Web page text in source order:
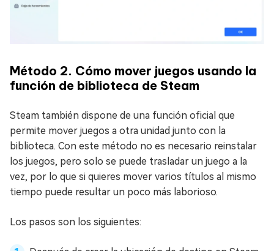
Método 2. Cómo mover juegos usando la
función de biblioteca de Steam
Steam también dispone de una función oficial que
permite mover juegos a otra unidad junto con la
biblioteca. Con este método no es necesario reinstalar
los juegos, pero solo se puede trasladar un juego a la
vez, por lo que si quieres mover varios títulos al mismo
tiempo puede resultar un poco más laborioso.
Los pasos son los siguientes: